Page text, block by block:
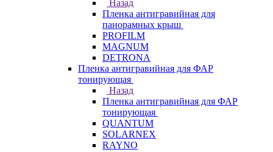
Назад
Пленка антигравийная для
панорамных крыш
PROFILM
MAGNUM
DETRONA
Пленка антигравийная для ФАР
тонирующая
Назад
Пленка антигравийная для ФАР
тонирующая
QUANTUM
SOLARNEX
RAYNO